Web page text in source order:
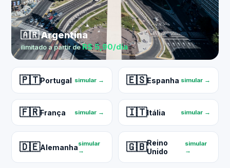
🇦🇷 Argentina
ilimitado a partir deR$ 5,90/dia
🇵🇹Portugal simular → 🇪🇸Espanha simular →
🇫🇷França simular → 🇮🇹Itália simular →
🇩🇪Alemanhasimular
→
🇬🇧Reino
Unido
simular
→